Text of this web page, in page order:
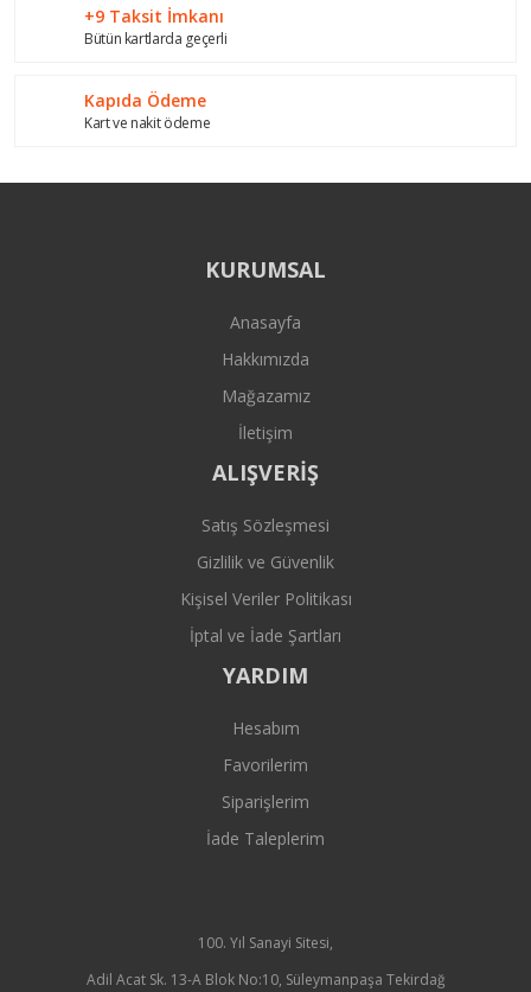
+9 Taksit İmkanı
Bütün kartlarda geçerli
Kapıda Ödeme
Kart ve nakit ödeme
KURUMSAL
Anasayfa
Hakkımızda
Mağazamız
İletişim
ALIŞVERİŞ
Satış Sözleşmesi
Gizlilik ve Güvenlik
Kişisel Veriler Politikası
İptal ve İade Şartları
YARDIM
Hesabım
Favorilerim
Siparişlerim
İade Taleplerim
100. Yıl Sanayi Sitesi,
Adil Acat Sk. 13-A Blok No:10, Süleymanpaşa Tekirdağ